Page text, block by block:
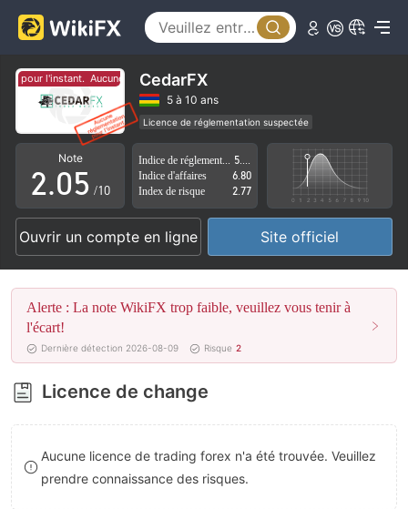
pour l'instant. Aucune réglementation pour l'instant.
CedarFX
5 à 10 ans
Licence de réglementation suspectée
Région d'affaires suspectée
Risque élevé potentiel
Note
0
1
2
3
4
5
6
7
8
9
.0
1
2
3
4
5
6
7
8
1
2
3
4
5
6
7
8
/10
Indice d'affaires
6.80
Index de risque
2.77
Ouvrir un compte en ligne Site officiel
Alerte : La note WikiFX trop faible, veuillez vous tenir à
l'écart!
Dernière détection 2026-08-09 Risque 2
Licence de change
Aucune licence de trading forex n'a été trouvée. Veuillez
prendre connaissance des risques.